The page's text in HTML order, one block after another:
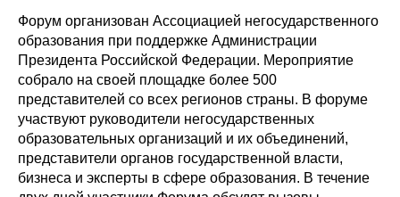
Форум организован Ассоциацией негосударственного
образования при поддержке Администрации
Президента Российской Федерации. Мероприятие
собрало на своей площадке более 500
представителей со всех регионов страны. В форуме
участвуют руководители негосударственных
образовательных организаций и их объединений,
представители органов государственной власти,
бизнеса и эксперты в сфере образования. В течение